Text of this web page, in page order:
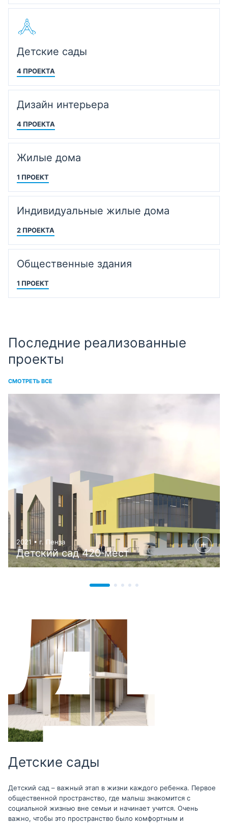
Детские сады
4 ПРОЕКТА
Дизайн интерьера
4 ПРОЕКТА
Жилые дома
1 ПРОЕКТ
Индивидуальные жилые дома
2 ПРОЕКТА
Общественные здания
1 ПРОЕКТ
Последние реализованные
проекты
СМОТРЕТЬ ВСЕ
2021 • г. Пенза
Детский сад 420 мест
Детские сады
Детский сад – важный этап в жизни каждого ребенка. Первое
общественной пространство, где малыш знакомится с
социальной жизнью вне семьи и начинает учится. Очень
важно, чтобы это пространство было комфортным и